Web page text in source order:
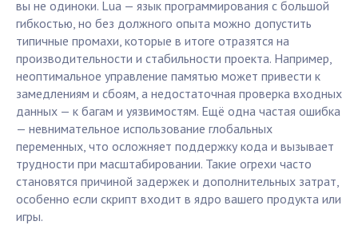
вы не одиноки. Lua — язык программирования с большой
гибкостью, но без должного опыта можно допустить
типичные промахи, которые в итоге отразятся на
производительности и стабильности проекта. Например,
неоптимальное управление памятью может привести к
замедлениям и сбоям, а недостаточная проверка входных
данных — к багам и уязвимостям. Ещё одна частая ошибка
— невнимательное использование глобальных
переменных, что осложняет поддержку кода и вызывает
трудности при масштабировании. Такие огрехи часто
становятся причиной задержек и дополнительных затрат,
особенно если скрипт входит в ядро вашего продукта или
игры.